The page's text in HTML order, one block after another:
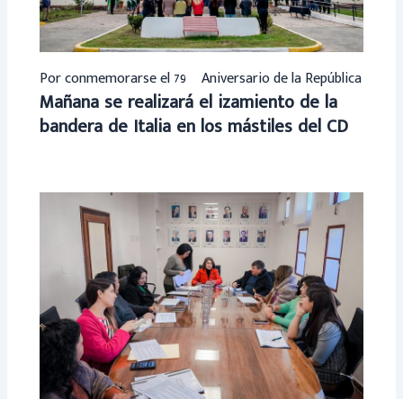
Por conmemorarse el 79º Aniversario de la República
Mañana se realizará el izamiento de la
bandera de Italia en los mástiles del CD